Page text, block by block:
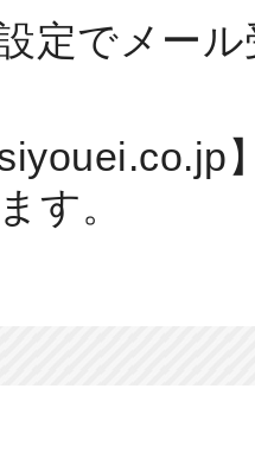
定でメー
す。